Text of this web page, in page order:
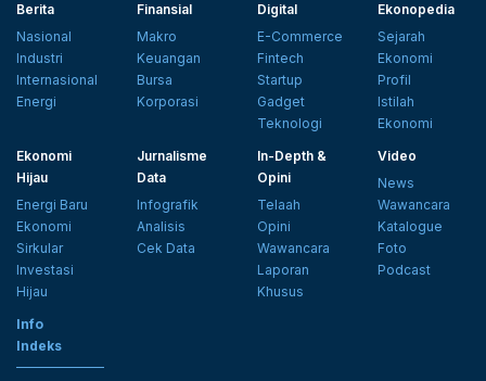
Berita
Nasional
Industri
Internasional
Energi
Finansial
Makro
Keuangan
Bursa
Korporasi
Digital
E-Commerce
Fintech
Startup
Gadget
Teknologi
Ekonopedia
Sejarah
Ekonomi
Profil
Istilah
Ekonomi
Ekonomi
Hijau
Energi Baru
Ekonomi
Sirkular
Investasi
Hijau
Jurnalisme
Data
Infografik
Analisis
Cek Data
In-Depth &
Opini
Telaah
Opini
Wawancara
Laporan
Khusus
Video
News
Wawancara
Katalogue
Foto
Podcast
Info
Indeks